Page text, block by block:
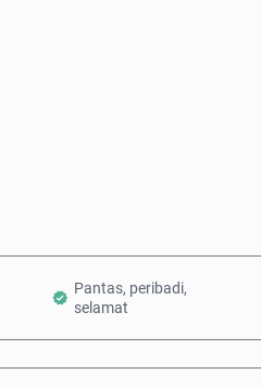
Pantas, peribadi,
selamat